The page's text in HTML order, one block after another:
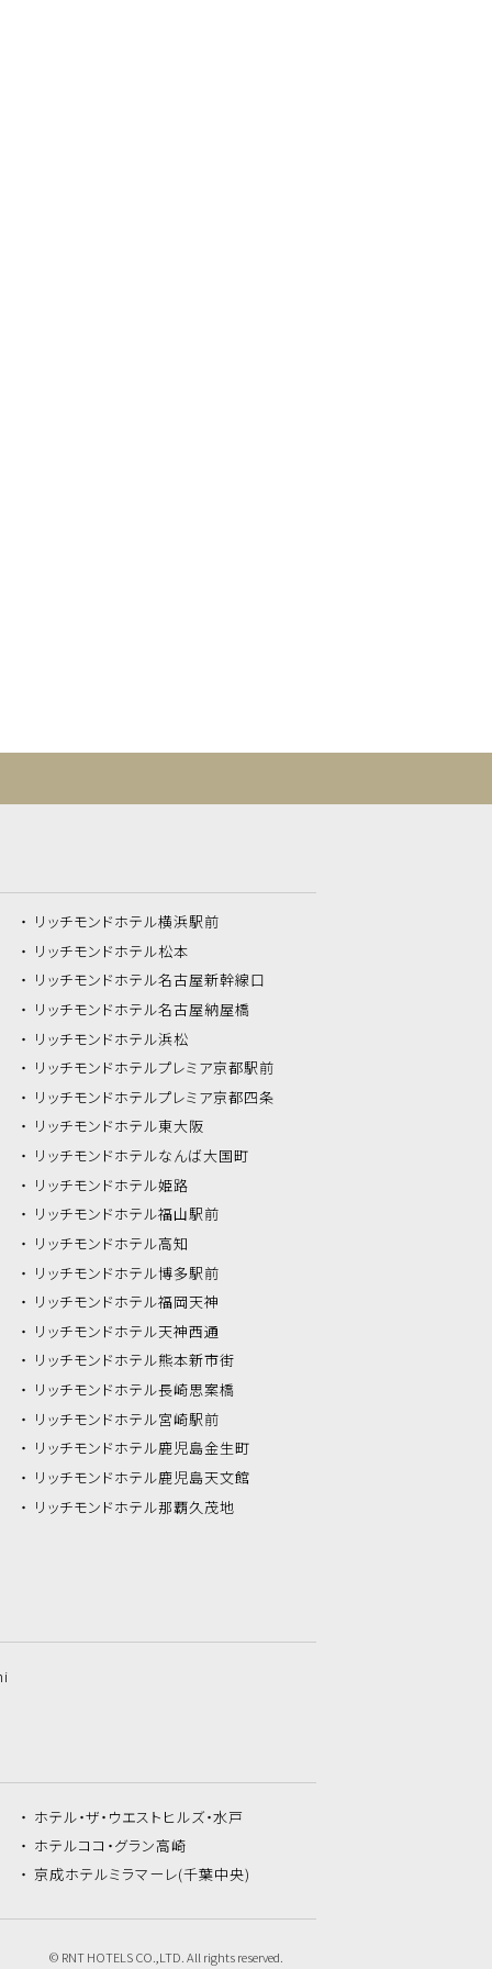
リッチモンドホテル横浜駅前
リッチモンドホテル松本
リッチモンドホテル名古屋新幹線口
リッチモンドホテル名古屋納屋橋
リッチモンドホテル浜松
リッチモンドホテルプレミア京都駅前
リッチモンドホテルプレミア京都四条
リッチモンドホテル東大阪
リッチモンドホテルなんば大国町
リッチモンドホテル姫路
リッチモンドホテル福山駅前
リッチモンドホテル高知
リッチモンドホテル博多駅前
リッチモンドホテル福岡天神
リッチモンドホテル天神西通
リッチモンドホテル熊本新市街
リッチモンドホテル長崎思案橋
リッチモンドホテル宮崎駅前
リッチモンドホテル鹿児島金生町
リッチモンドホテル鹿児島天文館
リッチモンドホテル那覇久茂地
ホテル・ザ・ ウエストヒルズ・水戸
ホテルココ・グラン高崎
京成ホテルミラマーレ(千葉中央)
© RNT HOTELS CO.,LTD. All rights reserved.